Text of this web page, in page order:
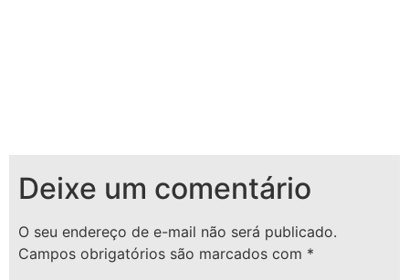
Deixe um comentário
O seu endereço de e-mail não será publicado.
Campos obrigatórios são marcados com *